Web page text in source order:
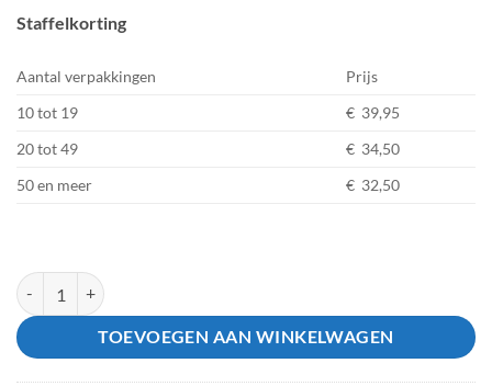
Staffelkorting
Aantal verpakkingen
Prijs
10 tot 19
€ 39,95
20 tot 49
€ 34,50
50 en meer
€ 32,50
A4 zelfklevende insteekhoes pk50 aantal
TOEVOEGEN AAN WINKELWAGEN